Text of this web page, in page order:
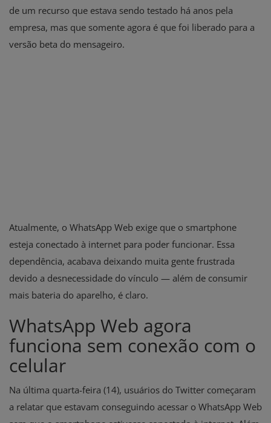
de um recurso que estava sendo testado há anos pela
empresa, mas que somente agora é que foi liberado para a
versão beta do mensageiro.
Atualmente, o WhatsApp Web exige que o smartphone
esteja conectado à internet para poder funcionar. Essa
dependência, acabava deixando muita gente frustrada
devido a desnecessidade do vínculo — além de consumir
mais bateria do aparelho, é claro.
WhatsApp Web agora
funciona sem conexão com o
celular
Na última quarta-feira (14), usuários do Twitter começaram
a relatar que estavam conseguindo acessar o WhatsApp Web